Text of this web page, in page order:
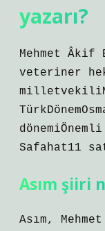
yazarı?
Mehmet Âkif
veteriner
Safahat11
Asım şiiri
Asım,